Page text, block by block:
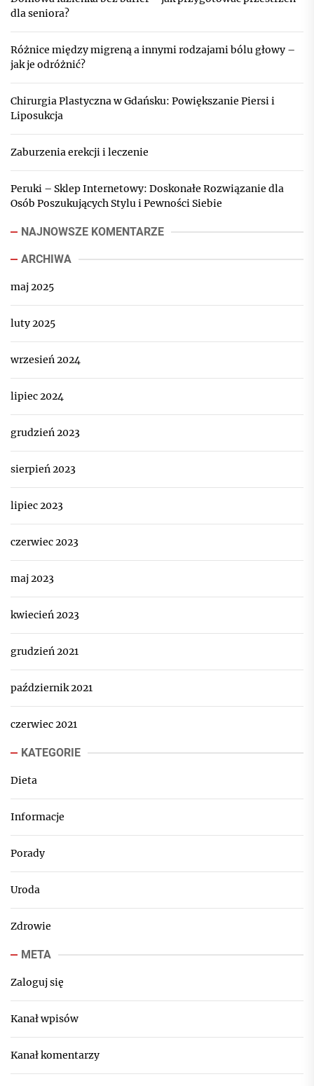
dla seniora?
Różnice między migreną a innymi rodzajami bólu głowy –
jak je odróżnić?
Chirurgia Plastyczna w Gdańsku: Powiększanie Piersi i
Liposukcja
Zaburzenia erekcji i leczenie
Peruki – Sklep Internetowy: Doskonałe Rozwiązanie dla
Osób Poszukujących Stylu i Pewności Siebie
NAJNOWSZE KOMENTARZE
ARCHIWA
maj 2025
luty 2025
wrzesień 2024
lipiec 2024
grudzień 2023
sierpień 2023
lipiec 2023
czerwiec 2023
maj 2023
kwiecień 2023
grudzień 2021
październik 2021
czerwiec 2021
KATEGORIE
Dieta
Informacje
Porady
Uroda
Zdrowie
META
Zaloguj się
Kanał wpisów
Kanał komentarzy